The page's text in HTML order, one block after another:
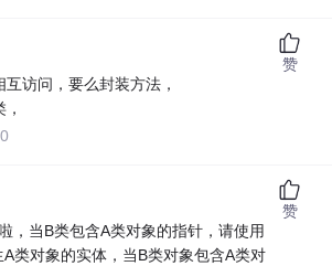
访问，要么封装方法，
赞
，当B类包含A类对象的指针，请使用
类对象的实体，当B类对象包含A类对
赞